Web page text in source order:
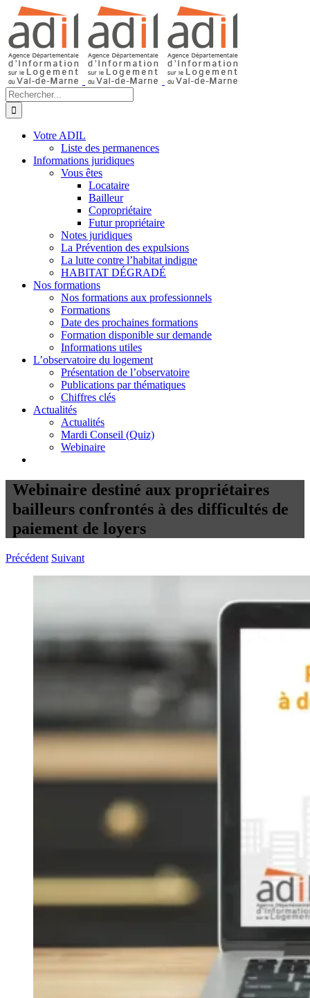
Passer
au
contenu
Rechercher:
Votre ADIL
Liste des permanences
Informations juridiques
Vous êtes
Locataire
Bailleur
Copropriétaire
Futur propriétaire
Notes juridiques
La Prévention des expulsions
La lutte contre l’habitat indigne
HABITAT DÉGRADÉ
Nos formations
Nos formations aux professionnels
Formations
Date des prochaines formations
Formation disponible sur demande
Informations utiles
L’observatoire du logement
Présentation de l’observatoire
Publications par thématiques
Chiffres clés
Actualités
Actualités
Mardi Conseil (Quiz)
Webinaire
Webinaire destiné aux propriétaires
bailleurs confrontés à des difficultés de
paiement de loyers
Précédent Suivant